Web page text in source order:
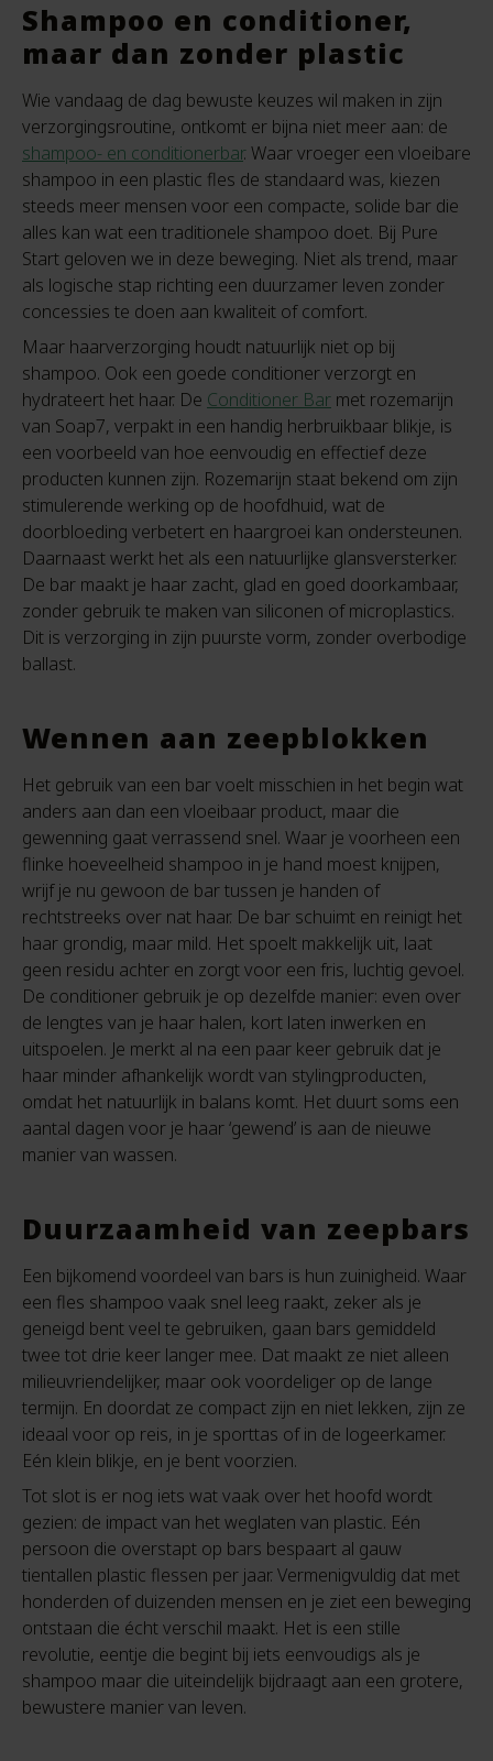
Shampoo en conditioner,
maar dan zonder plastic
Wie vandaag de dag bewuste keuzes wil maken in zijn
verzorgingsroutine, ontkomt er bijna niet meer aan: de
shampoo- en conditionerbar. Waar vroeger een vloeibare
shampoo in een plastic fles de standaard was, kiezen
steeds meer mensen voor een compacte, solide bar die
alles kan wat een traditionele shampoo doet. Bij Pure
Start geloven we in deze beweging. Niet als trend, maar
als logische stap richting een duurzamer leven zonder
concessies te doen aan kwaliteit of comfort.
Maar haarverzorging houdt natuurlijk niet op bij
shampoo. Ook een goede conditioner verzorgt en
hydrateert het haar. De Conditioner Bar met rozemarijn
van Soap7, verpakt in een handig herbruikbaar blikje, is
een voorbeeld van hoe eenvoudig en effectief deze
producten kunnen zijn. Rozemarijn staat bekend om zijn
stimulerende werking op de hoofdhuid, wat de
doorbloeding verbetert en haargroei kan ondersteunen.
Daarnaast werkt het als een natuurlijke glansversterker.
De bar maakt je haar zacht, glad en goed doorkambaar,
zonder gebruik te maken van siliconen of microplastics.
Dit is verzorging in zijn puurste vorm, zonder overbodige
ballast.
Wennen aan zeepblokken
Het gebruik van een bar voelt misschien in het begin wat
anders aan dan een vloeibaar product, maar die
gewenning gaat verrassend snel. Waar je voorheen een
flinke hoeveelheid shampoo in je hand moest knijpen,
wrijf je nu gewoon de bar tussen je handen of
rechtstreeks over nat haar. De bar schuimt en reinigt het
haar grondig, maar mild. Het spoelt makkelijk uit, laat
geen residu achter en zorgt voor een fris, luchtig gevoel.
De conditioner gebruik je op dezelfde manier: even over
de lengtes van je haar halen, kort laten inwerken en
uitspoelen. Je merkt al na een paar keer gebruik dat je
haar minder afhankelijk wordt van stylingproducten,
omdat het natuurlijk in balans komt. Het duurt soms een
aantal dagen voor je haar ‘gewend’ is aan de nieuwe
manier van wassen.
Duurzaamheid van zeepbars
Een bijkomend voordeel van bars is hun zuinigheid. Waar
een fles shampoo vaak snel leeg raakt, zeker als je
geneigd bent veel te gebruiken, gaan bars gemiddeld
twee tot drie keer langer mee. Dat maakt ze niet alleen
milieuvriendelijker, maar ook voordeliger op de lange
termijn. En doordat ze compact zijn en niet lekken, zijn ze
ideaal voor op reis, in je sporttas of in de logeerkamer.
Eén klein blikje, en je bent voorzien.
Tot slot is er nog iets wat vaak over het hoofd wordt
gezien: de impact van het weglaten van plastic. Eén
persoon die overstapt op bars bespaart al gauw
tientallen plastic flessen per jaar. Vermenigvuldig dat met
honderden of duizenden mensen en je ziet een beweging
ontstaan die écht verschil maakt. Het is een stille
revolutie, eentje die begint bij iets eenvoudigs als je
shampoo maar die uiteindelijk bijdraagt aan een grotere,
bewustere manier van leven.